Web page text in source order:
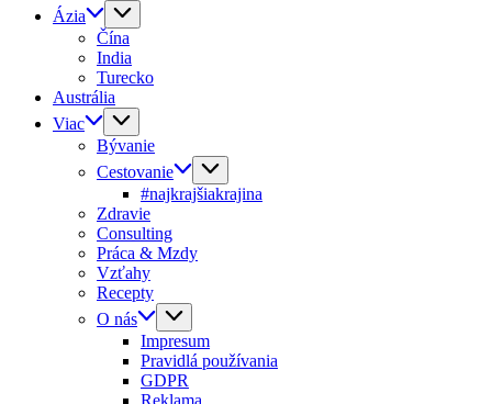
Ázia
Čína
India
Turecko
Austrália
Viac
Bývanie
Cestovanie
#najkrajšiakrajina
Zdravie
Consulting
Práca & Mzdy
Vzťahy
Recepty
O nás
Impresum
Pravidlá používania
GDPR
Reklama